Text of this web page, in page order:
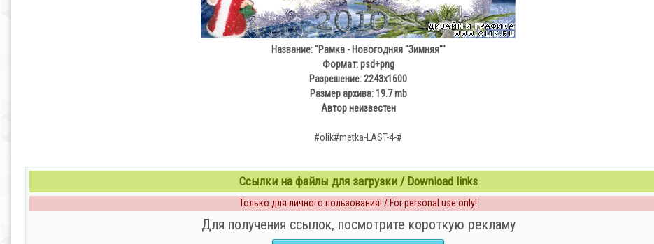
Название: "Рамка - Новогодняя "Зимняя""
Формат: psd+png
Разрешение: 2243x1600
Размер архива: 19.7 mb
Автор неизвестен
#olik#metka-LAST-4-#
Ссылки на файлы для загрузки / Download links
Только для личного пользования! / For personal use only!
Для получения ссылок, посмотрите короткую рекламу